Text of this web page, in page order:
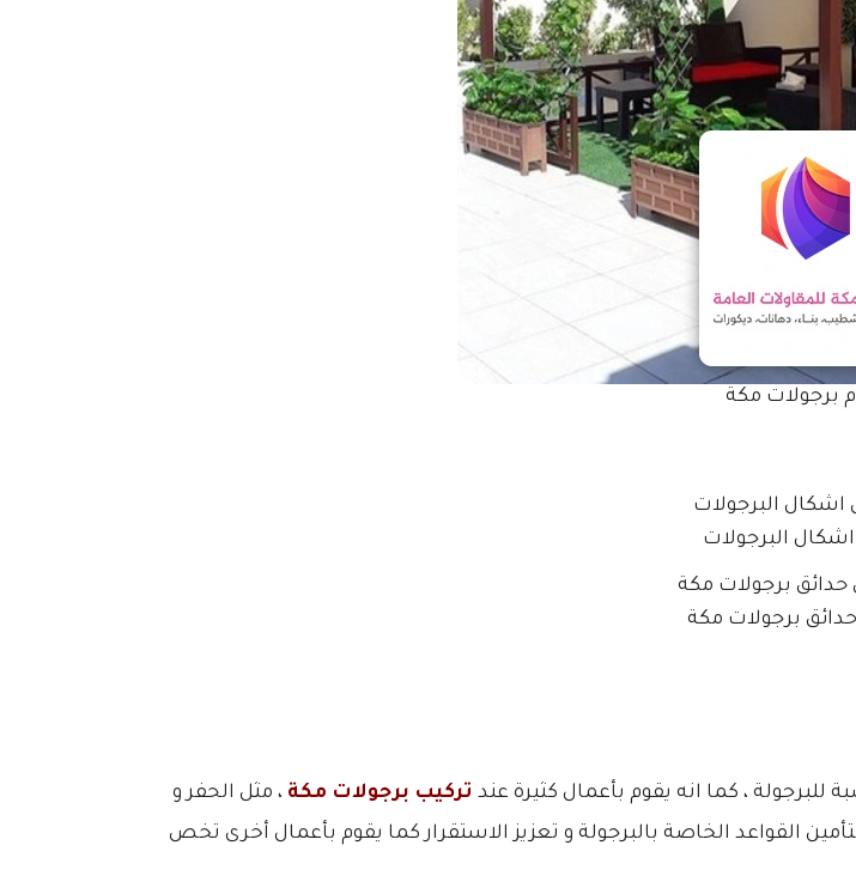
برجولات مكة
البرجولات
برجولات مكة
للبرجولة ، كما انه يقوم بأعمال كثيرة عند تركيب برجولات مكة ، مثل الحفر و
القواعد الخاصة بالبرجولة و تعزيز الاستقرار كما يقوم بأعمال أخرى تخص